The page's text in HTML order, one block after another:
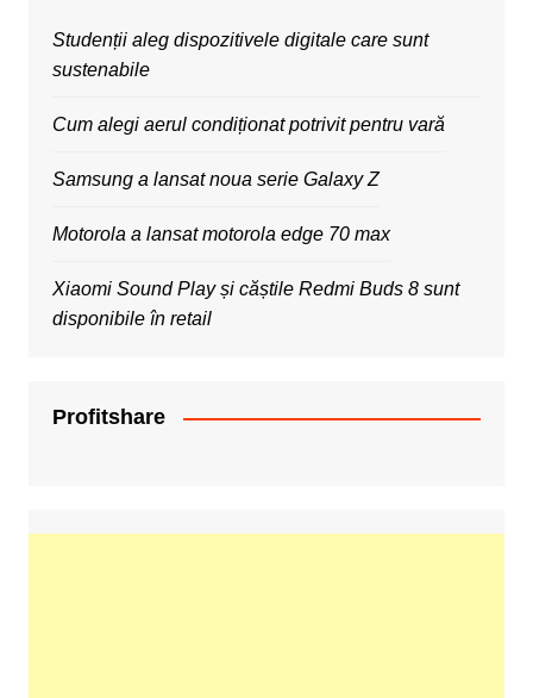
Studenții aleg dispozitivele digitale care sunt
sustenabile
Cum alegi aerul condiționat potrivit pentru vară
Samsung a lansat noua serie Galaxy Z
Motorola a lansat motorola edge 70 max
Xiaomi Sound Play și căștile Redmi Buds 8 sunt
disponibile în retail
Profitshare